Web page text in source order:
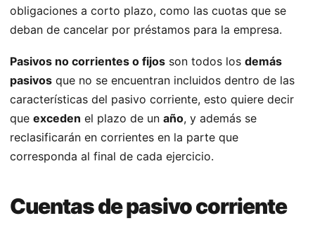
obligaciones a corto plazo, como las cuotas que se
deban de cancelar por préstamos para la empresa.
Pasivos no corrientes o fijos son todos los demás
pasivos que no se encuentran incluidos dentro de las
características del pasivo corriente, esto quiere decir
que exceden el plazo de un año, y además se
reclasificarán en corrientes en la parte que
corresponda al final de cada ejercicio.
Cuentas de pasivo corriente